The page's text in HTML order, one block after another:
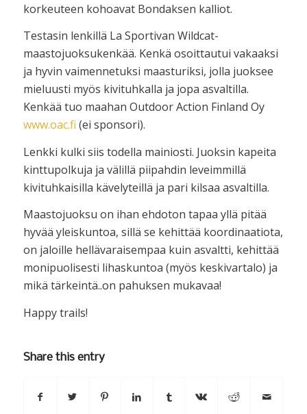
korkeuteen kohoavat Bondaksen kalliot.
Testasin lenkillä La Sportivan Wildcat-
maastojuoksukenkää. Kenkä osoittautui vakaaksi
ja hyvin vaimennetuksi maasturiksi, jolla juoksee
mieluusti myös kivituhkalla ja jopa asvaltilla.
Kenkää tuo maahan Outdoor Action Finland Oy
www.oac.fi (ei sponsori).
Lenkki kulki siis todella mainiosti. Juoksin kapeita
kinttupolkuja ja välillä piipahdin leveimmillä
kivituhkaisilla kävelyteillä ja pari kilsaa asvaltilla.
Maastojuoksu on ihan ehdoton tapaa yllä pitää
hyvää yleiskuntoa, sillä se kehittää koordinaatiota,
on jaloille hellävaraisempaa kuin asvaltti, kehittää
monipuolisesti lihaskuntoa (myös keskivartalo) ja
mikä tärkeintä..on pahuksen mukavaa!
Happy trails!
Share this entry